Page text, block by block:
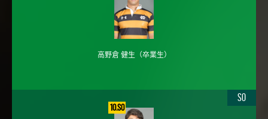
高野倉 健生 （卒業生）
10.SO
SO